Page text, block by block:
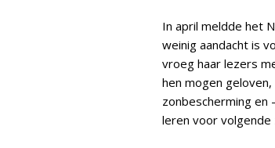
In april meldde het
weinig aandacht is
vroeg haar lezers
hen mogen
zonbescherming en
leren voor volgende